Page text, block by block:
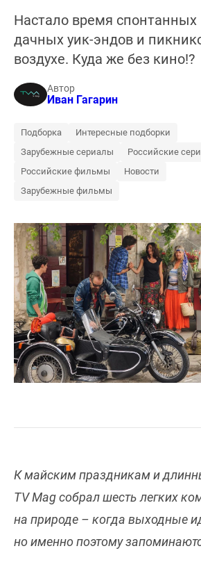
Настало время спонтанных
дачных уик-эндов и
воздухе. Куда же без кино!?
Автор
Иван Гагарин
Подборка
Интересные подборки
Зарубежные сериалы
Российские
Российские фильмы
Новости
Зарубежные фильмы
К майским праздникам и
TV Mag собрал шесть легких
на природе – когда выходные
но именно поэтому